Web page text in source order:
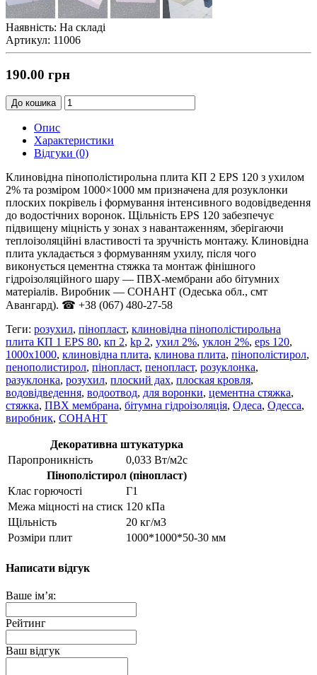
Наявність: На складі
Артикул: 11006
190.00 грн
До кошика
Опис
Характеристики
Відгуки (0)
Клиновідна пінополістирольна плита КП 2 EPS 120 з ухилом
2% та розміром 1000×1000 мм призначена для розуклонки
плоских покрівель і формування інтенсивного водовідведення
до водостічних воронок. Щільність EPS 120 забезпечує
підвищену міцність у зонах з навантаженням, зберігаючи
теплоізоляційні властивості та зручність монтажу. Клиновідна
плита укладається з формуванням ухилу, після чого
виконується цементна стяжка та монтаж фінішного
гідроізоляційного шару — ПВХ-мембрани або бітумних
матеріалів. Виробник — СОНАНТ (Одеська обл., смт
Авангард). ☎ +38 (067) 480-27-58
Теги: розухил, пінопласт, клиновідна пінополістирольна
плита КП 1 EPS 80, кп 2, kp 2, ухил 2%, уклон 2%, eps 120,
1000x1000, клиновідна плита, клинова плита, пінополістирол,
пенополистирол, пінопласт, пенопласт, розуклонка,
разуклонка, розухил, плоский дах, плоская кровля,
водовідведення, водоотвод, для воронки, цементна стяжка,
стяжка, ПВХ мембрана, бітумна гідроізоляція, Одеса, Одесса,
виробник, СОНАНТ
Декоративна штукатурка
Паропроникність
0,033 Вт/м2с
Пінополістирол (пінопласт)
Клас горючості
Г1
Межа міцності на стиск 120 кПа
Щільність
20 кг/м3
Розміри плит
1000*1000*50-30 мм
Написати відгук
Ваше ім’я:
Рейтинг
Ваш відгук